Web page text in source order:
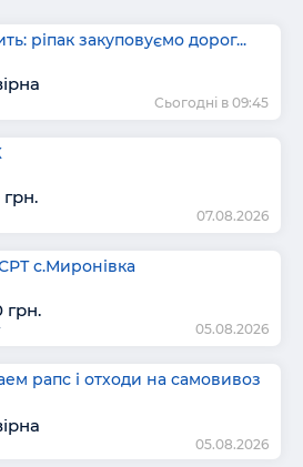
ріпак закуповуємо дорог...
Сьогодні в 09:45
07.08.2026
с.Миронівка
грн.
05.08.2026
рапс і отходи на самовивоз
05.08.2026